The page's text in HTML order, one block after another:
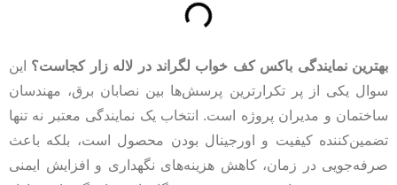
بهترین نمایندگی باکس کف خواب لگراند در لاله زار کجاست؟ این
سوال یکی از پر تکرارترین پرسش‌ها بین نصابان برق، مهندسان
ساختمان و مدیران پروژه است. انتخاب یک نمایندگی معتبر نه تنها
تضمین‌کننده کیفیت و اورجینال بودن محصول است، بلکه باعث
صرفه‌جویی در زمان، کاهش هزینه‌های نگهداری و افزایش ایمنی